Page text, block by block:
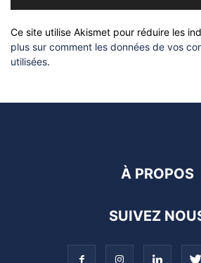
Ce site utilise Akismet pour réduire les
plus sur comment les données de vos
utilisées.
À PROPOS
SUIVEZ